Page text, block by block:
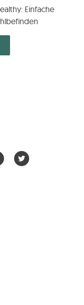
Einfache